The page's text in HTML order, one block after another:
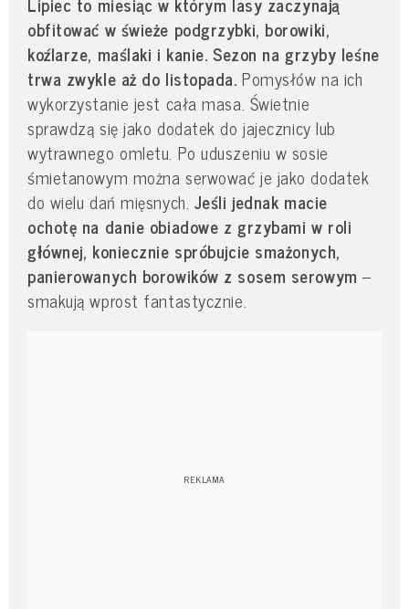
obfitować w świeże podgrzybki, borowiki,
koźlarze, maślaki i kanie. Sezon na grzyby leśne
trwa zwykle aż do listopada.Pomysłów na ich
wykorzystanie jest cała masa. Świetnie
sprawdzą się jako dodatek do jajecznicy lub
wytrawnego omletu. Po uduszeniu w sosie
śmietanowym można serwować je jako dodatek
do wielu dań mięsnych. Jeśli jednak macie
ochotę na danie obiadowe z grzybami w roli
głównej, koniecznie spróbujcie smażonych,
panierowanych borowików z sosem serowym–
smakują wprost fantastycznie.